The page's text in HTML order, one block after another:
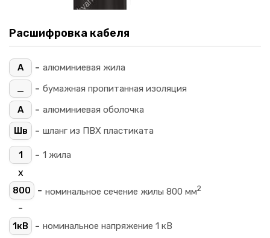
Расшифровка кабеля
А - алюминиевая жила
_
- бумажная пропитанная изоляция
А
- алюминиевая оболочка
Шв
- шланг из ПВХ пластиката
1 - 1 жила
х
800 - номинальное сечение жилы 800 мм2
-
1кВ - номинальное напряжение 1 кВ